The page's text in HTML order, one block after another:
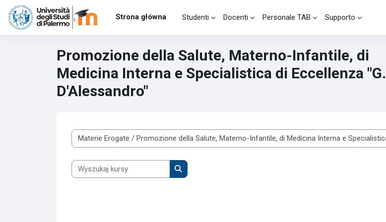
Przejdź do głównej zawartości
Strona główna
Studenti Docenti Personale TAB Supporto
Promozione della Salute, Materno-Infantile, di
Medicina Interna e Specialistica di Eccellenza "G.
D'Alessandro"
Kategorie kursów
Wyszukaj kursy
Wyszukaj kursy